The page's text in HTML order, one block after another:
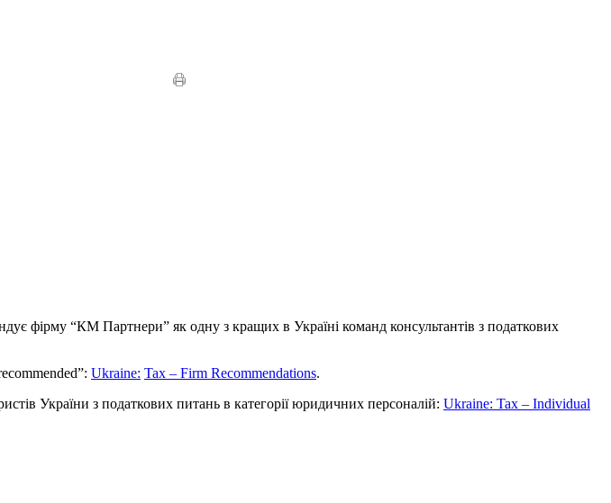
фірму “КМ Партнери” як одну з кращих в Україні команд консультантів з податкових
Ukraine: Tax – Firm Recommendations.
України з податкових питань в категорії юридичних персоналій: Ukraine: Tax – Іndividual